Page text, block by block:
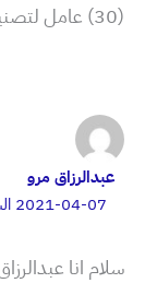
(30) عامل لتصنيع الأغذية الحيوانية”
عبدالرزاق مرو
2021-04-07 الساعة 12:21 ص